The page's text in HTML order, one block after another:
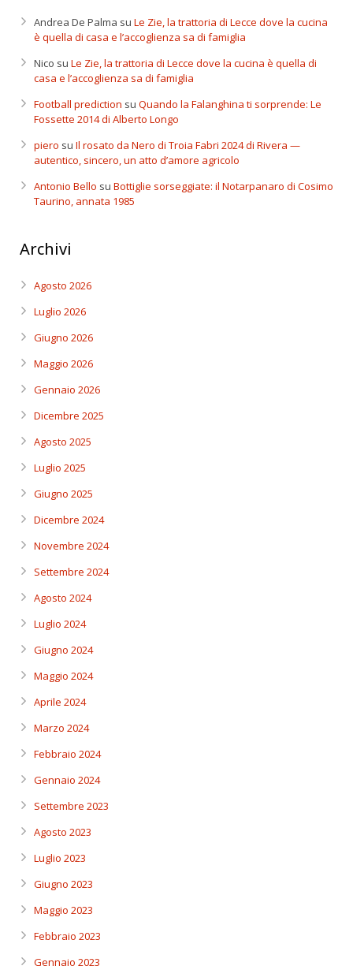
Andrea De Palma su Le Zie, la trattoria di Lecce dove la cucina
è quella di casa e l’accoglienza sa di famiglia
Nico su Le Zie, la trattoria di Lecce dove la cucina è quella di
casa e l’accoglienza sa di famiglia
Football prediction su Quando la Falanghina ti sorprende: Le
Fossette 2014 di Alberto Longo
piero su Il rosato da Nero di Troia Fabri 2024 di Rivera —
autentico, sincero, un atto d’amore agricolo
Antonio Bello su Bottiglie sorseggiate: il Notarpanaro di Cosimo
Taurino, annata 1985
Archivi
Agosto 2026
Luglio 2026
Giugno 2026
Maggio 2026
Gennaio 2026
Dicembre 2025
Agosto 2025
Luglio 2025
Giugno 2025
Dicembre 2024
Novembre 2024
Settembre 2024
Agosto 2024
Luglio 2024
Giugno 2024
Maggio 2024
Aprile 2024
Marzo 2024
Febbraio 2024
Gennaio 2024
Settembre 2023
Agosto 2023
Luglio 2023
Giugno 2023
Maggio 2023
Febbraio 2023
Gennaio 2023